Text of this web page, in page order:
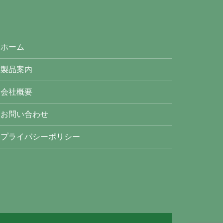
ホーム
製品案内
会社概要
お問い合わせ
プライバシーポリシー